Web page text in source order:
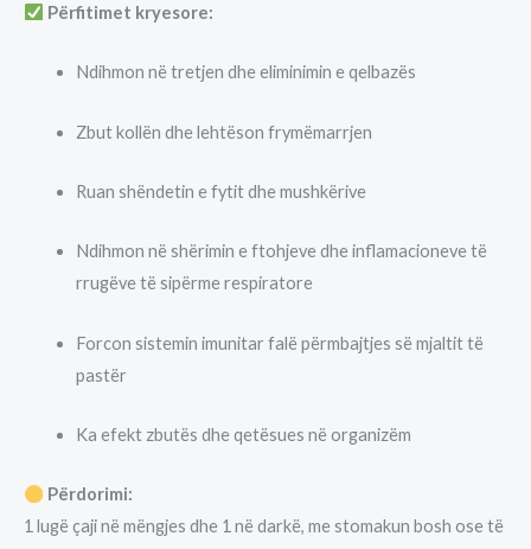
Përfitimet kryesore:
Ndihmon në tretjen dhe eliminimin e qelbazës
Zbut kollën dhe lehtëson frymëmarrjen
Ruan shëndetin e fytit dhe mushkërive
Ndihmon në shërimin e ftohjeve dhe inflamacioneve të
rrugëve të sipërme respiratore
Forcon sistemin imunitar falë përmbajtjes së mjaltit të
pastër
Ka efekt zbutës dhe qetësues në organizëm
Përdorimi:
1 lugë çaji në mëngjes dhe 1 në darkë, me stomakun bosh ose të